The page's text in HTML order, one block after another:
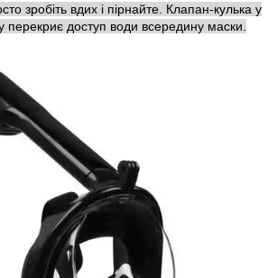
зробіть вдих і пірнайте. Клапан-кулька у
перекриє доступ води всередину маски.